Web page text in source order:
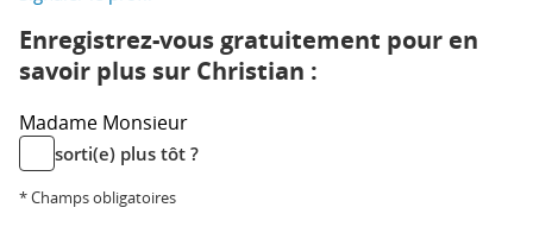
Enregistrez-vous gratuitement pour en
savoir plus sur Christian :
Madame Monsieur
sorti(e) plus tôt ?
* Champs obligatoires